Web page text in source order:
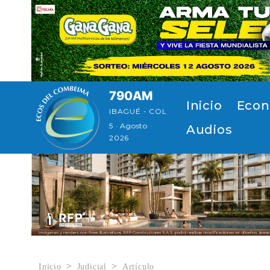
Pasar al contenido principal
790AM
IBAGUÉ - COL
5 · Agosto ·
2026
Navegación
Inicio
Audios
Inicio Judicial Artículo